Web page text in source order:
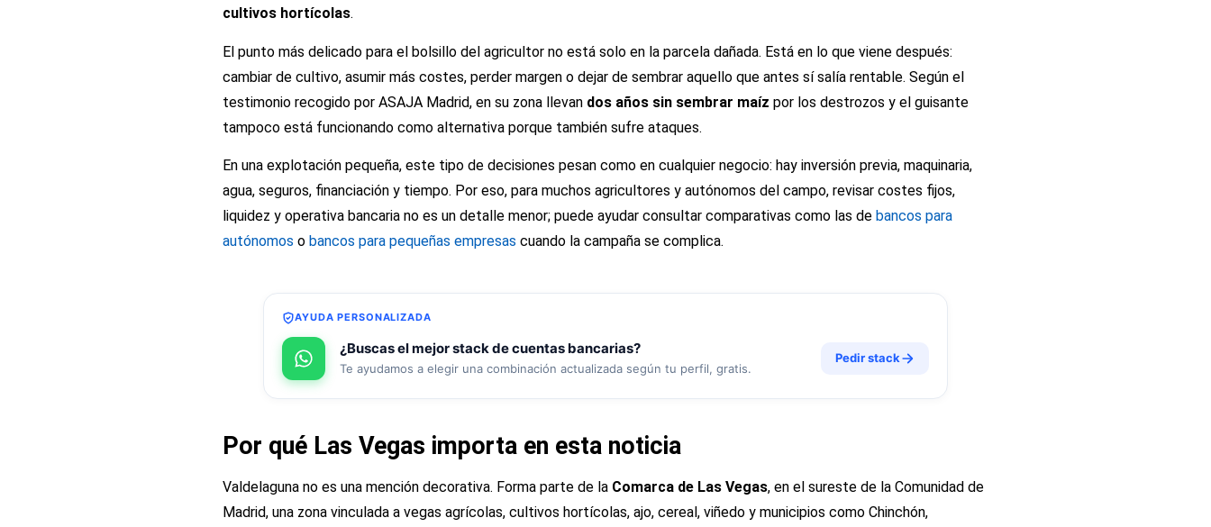
cultivos hortícolas.
El punto más delicado para el bolsillo del agricultor no está solo en la parcela dañada. Está en lo que viene después:
cambiar de cultivo, asumir más costes, perder margen o dejar de sembrar aquello que antes sí salía rentable. Según el
testimonio recogido por ASAJA Madrid, en su zona llevan dos años sin sembrar maíz por los destrozos y el guisante
tampoco está funcionando como alternativa porque también sufre ataques.
En una explotación pequeña, este tipo de decisiones pesan como en cualquier negocio: hay inversión previa, maquinaria,
agua, seguros, financiación y tiempo. Por eso, para muchos agricultores y autónomos del campo, revisar costes fijos,
liquidez y operativa bancaria no es un detalle menor; puede ayudar consultar comparativas como las de bancos para
autónomos o bancos para pequeñas empresas cuando la campaña se complica.
AYUDA PERSONALIZADA
¿Buscas el mejor stack de cuentas bancarias?
Te ayudamos a elegir una combinación actualizada según tu perfil, gratis.
Pedir stack
Por qué Las Vegas importa en esta noticia
Valdelaguna no es una mención decorativa. Forma parte de la Comarca de Las Vegas, en el sureste de la Comunidad de
Madrid, una zona vinculada a vegas agrícolas, cultivos hortícolas, ajo, cereal, viñedo y municipios como Chinchón,